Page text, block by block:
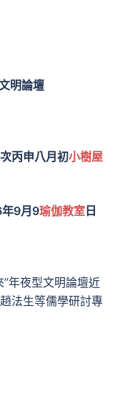
明論壇
丙申八月初小樹屋
9月9瑜伽教室 日
年夜型文明論壇近
法生等儒學研討專